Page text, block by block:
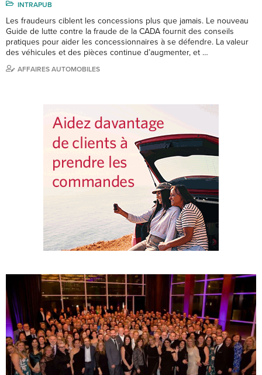
INTRAPUB
Les fraudeurs ciblent les concessions plus que jamais. Le nouveau
Guide de lutte contre la fraude de la CADA fournit des conseils
pratiques pour aider les concessionnaires à se défendre. La valeur
des véhicules et des pièces continue d’augmenter, et …
AFFAIRES AUTOMOBILES